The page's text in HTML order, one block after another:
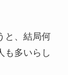
と、結局何
も多いらし